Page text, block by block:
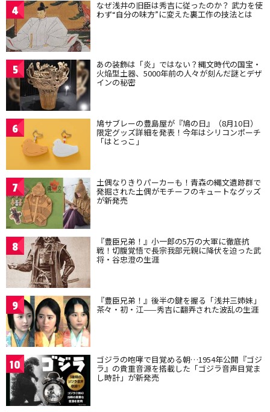
4 なぜ浅井の旧臣は秀吉に従ったのか？ 武力を使
わず“自分の味方”に変えた裏工作の技法とは
5 あの装飾は「炎」ではない？縄文時代の国宝・
火焔型土器、5000年前の人々が刻んだ謎とデザ
インの秘密
6 鳩サブレーの豊島屋が『鳩の日』（8月10日）
限定グッズ詳細を発表！今年はシリコンポーチ
「はとっこ」
7 土偶なりきりパーカーも！青森の縄文遺跡群で
発掘された土偶がモチーフのキュートなグッズ
が新発売
8 『豊臣兄弟！』小一郎の5万の大軍に徹底抗
戦！切腹覚悟で長宗我部元親に降伏を迫った武
将・谷忠澄の生涯
9 『豊臣兄弟！』後半の鍵を握る「浅井三姉妹」
茶々・初・江——秀吉に翻弄された波乱の生涯
10 ゴジラの咆哮で目覚める朝…1954年公開『ゴジ
ラ』の貴重音源を搭載した「ゴジラ音声目覚ま
し時計」が新発売